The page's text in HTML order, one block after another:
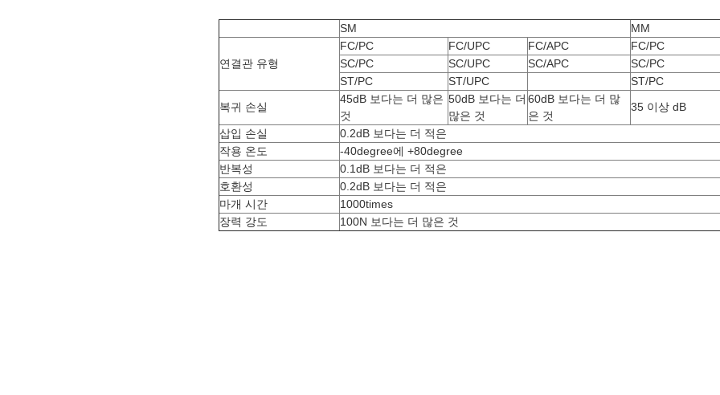
SM MM
연결관 유형
FC/PC FC/UPC FC/APC
FC/PC
SC/PC
SC/UPC SC/APC
SC/PC
ST/PC
ST/UPC
ST/PC
복귀 손실
45dB 보다는 더 많은
것
50dB 보다는 더
많은 것
60dB 보다는 더 많
은 것
35 이상 dB
삽입 손실
0.2dB 보다는 더 적은
작용 온도
-40degree에 +80degree
반복성
0.1dB 보다는 더 적은
호환성
0.2dB 보다는 더 적은
마개 시간
1000times
장력 강도
100N 보다는 더 많은 것